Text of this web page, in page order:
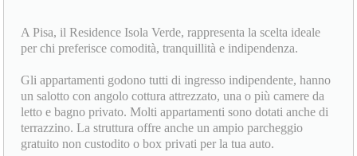
A Pisa, il Residence Isola Verde, rappresenta la scelta ideale
per chi preferisce comodità, tranquillità e indipendenza.
Gli appartamenti godono tutti di ingresso indipendente, hanno
un salotto con angolo cottura attrezzato, una o più camere da
letto e bagno privato. Molti appartamenti sono dotati anche di
terrazzino. La struttura offre anche un ampio parcheggio
gratuito non custodito o box privati per la tua auto.